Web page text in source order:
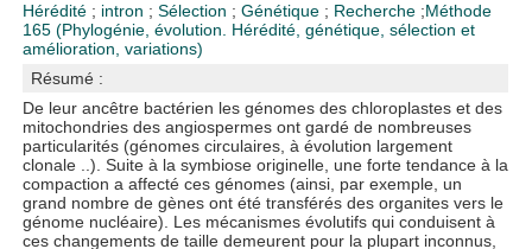
Hérédité ; intron ;Sélection ;Génétique ; Recherche ;Méthode
165 (Phylogénie, évolution. Hérédité, génétique, sélection et
amélioration, variations)
Résumé :
De leur ancêtre bactérien les génomes des chloroplastes et des
mitochondries des angiospermes ont gardé de nombreuses
particularités (génomes circulaires, à évolution largement
clonale ..). Suite à la symbiose originelle, une forte tendance à la
compaction a affecté ces génomes (ainsi, par exemple, un
grand nombre de gènes ont été transférés des organites vers le
génome nucléaire). Les mécanismes évolutifs qui conduisent à
ces changements de taille demeurent pour la plupart inconnus,